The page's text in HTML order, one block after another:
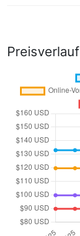
Preisverlauf